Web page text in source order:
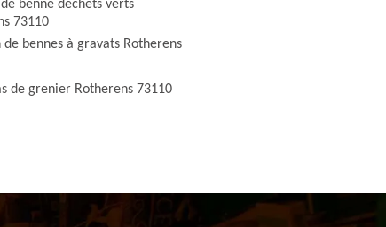
benne déchets verts
73110
de bennes à gravats Rotherens
de grenier Rotherens 73110